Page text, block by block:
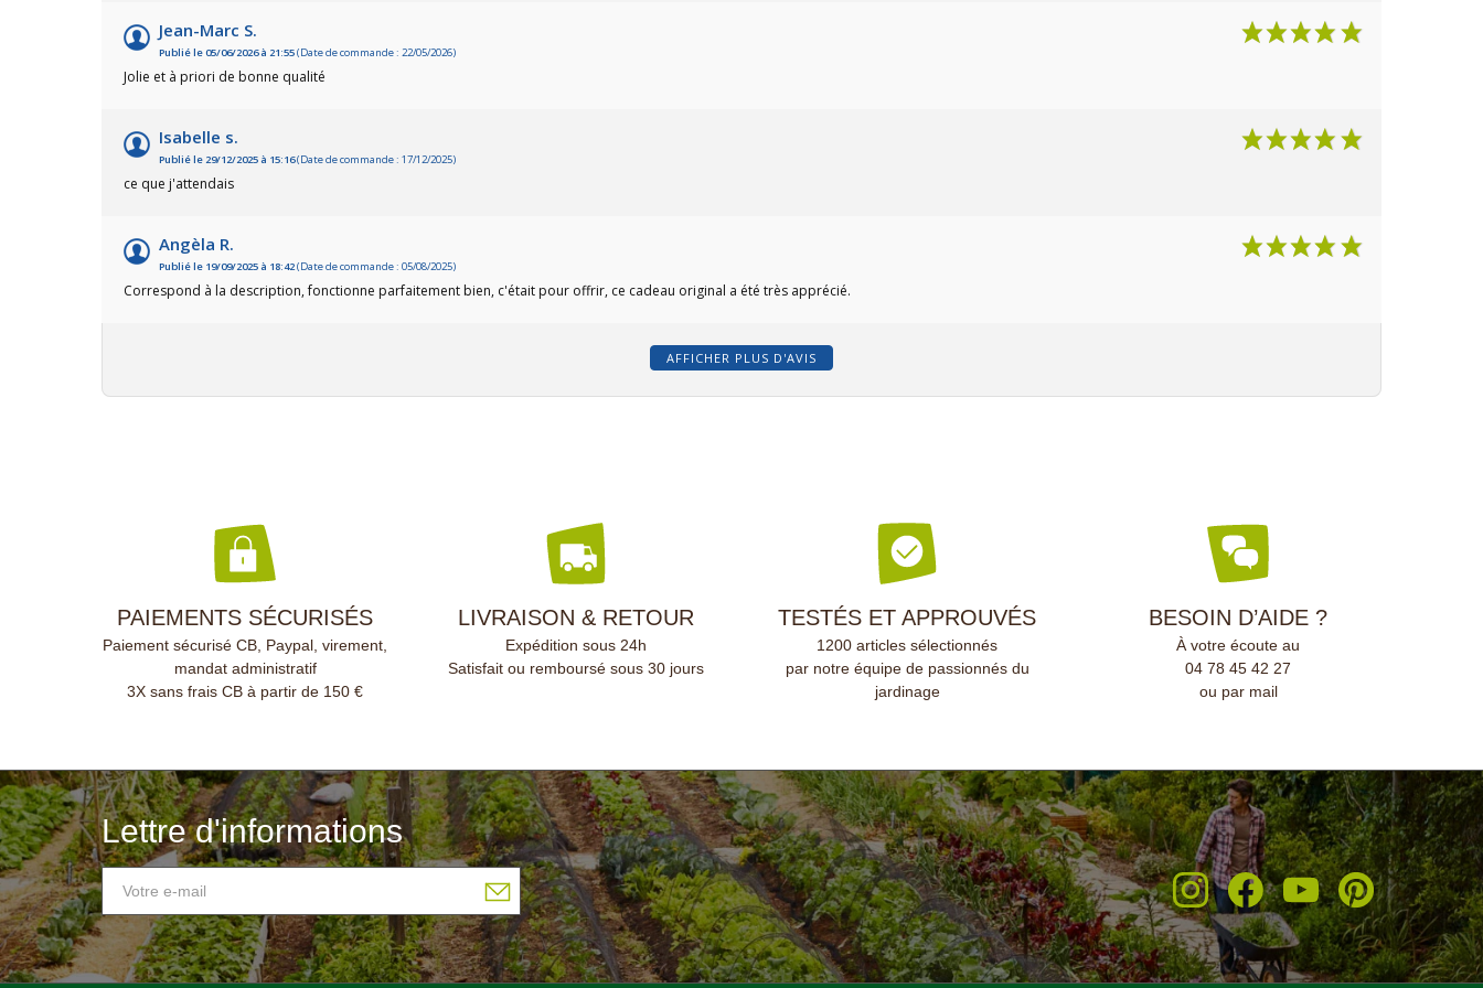
hypnotisant assuré par cette
décoration originale et captivante !
Jean-Marc S.
Publié le 05/06/2026 à 21:55(Date de commande : 22/05/2026)
Jolie et à priori de bonne qualité
Isabelle s.
Publié le 29/12/2025 à 15:16(Date de commande : 17/12/2025)
ce que j'attendais
Angèla R.
Publié le 19/09/2025 à 18:42(Date de commande : 05/08/2025)
Correspond à la description, fonctionne parfaitement bien, c'était pour offrir, ce cadeau original a été très apprécié.
AFFICHER PLUS D'AVIS
PAIEMENTS SÉCURISÉS
Paiement sécurisé CB, Paypal, virement,
mandat administratif
3X sans frais CB à partir de 150 €
LIVRAISON & RETOUR
Expédition sous 24h
Satisfait ou remboursé sous 30 jours
TESTÉS ET APPROUVÉS
1200 articles sélectionnés
par notre équipe de passionnés du
jardinage
BESOIN D’AIDE ?
À votre écoute au
04 78 45 42 27
ou par mail
Lettre d'informations